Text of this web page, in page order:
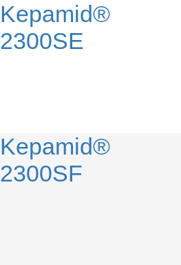
Kepamid®
2300SE
Kepamid®
2300SF